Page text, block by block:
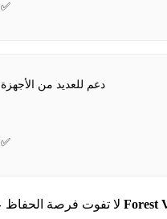
✅
دعم للعديد من الأجهزة
✅
Forest